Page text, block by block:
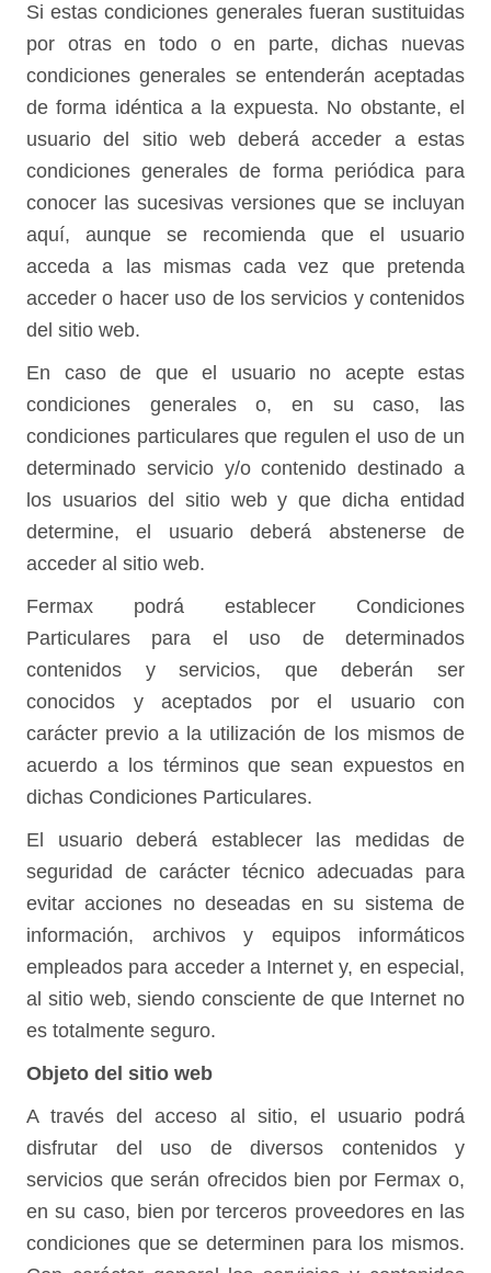
Si estas condiciones generales fueran sustituidas
por otras en todo o en parte, dichas nuevas
condiciones generales se entenderán aceptadas
de forma idéntica a la expuesta. No obstante, el
usuario del sitio web deberá acceder a estas
condiciones generales de forma periódica para
conocer las sucesivas versiones que se incluyan
aquí, aunque se recomienda que el usuario
acceda a las mismas cada vez que pretenda
acceder o hacer uso de los servicios y contenidos
del sitio web.
En caso de que el usuario no acepte estas
condiciones generales o, en su caso, las
condiciones particulares que regulen el uso de un
determinado servicio y/o contenido destinado a
los usuarios del sitio web y que dicha entidad
determine, el usuario deberá abstenerse de
acceder al sitio web.
Fermax podrá establecer Condiciones
Particulares para el uso de determinados
contenidos y servicios, que deberán ser
conocidos y aceptados por el usuario con
carácter previo a la utilización de los mismos de
acuerdo a los términos que sean expuestos en
dichas Condiciones Particulares.
El usuario deberá establecer las medidas de
seguridad de carácter técnico adecuadas para
evitar acciones no deseadas en su sistema de
información, archivos y equipos informáticos
empleados para acceder a Internet y, en especial,
al sitio web, siendo consciente de que Internet no
es totalmente seguro.
Objeto del sitio web
A través del acceso al sitio, el usuario podrá
disfrutar del uso de diversos contenidos y
servicios que serán ofrecidos bien por Fermax o,
en su caso, bien por terceros proveedores en las
condiciones que se determinen para los mismos.